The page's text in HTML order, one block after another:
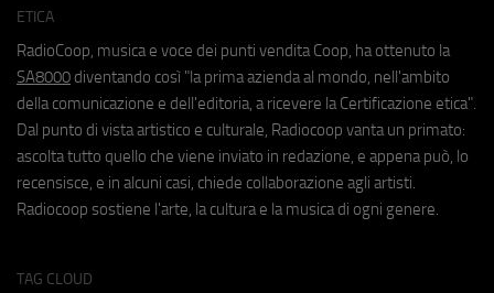
ETICA
RadioCoop, musica e voce dei punti vendita Coop, ha ottenuto la
SA8000 diventando così "la prima azienda al mondo, nell'ambito
della comunicazione e dell'editoria, a ricevere la Certificazione etica".
Dal punto di vista artistico e culturale, Radiocoop vanta un primato:
ascolta tutto quello che viene inviato in redazione, e appena può, lo
recensisce, e in alcuni casi, chiede collaborazione agli artisti.
Radiocoop sostiene l'arte, la cultura e la musica di ogni genere.
TAG CLOUD